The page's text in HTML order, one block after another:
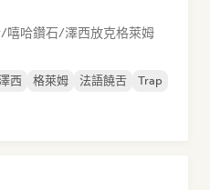
嘻哈鑽石/澤西放克格萊姆
西 格萊姆 法語饒舌
Trap